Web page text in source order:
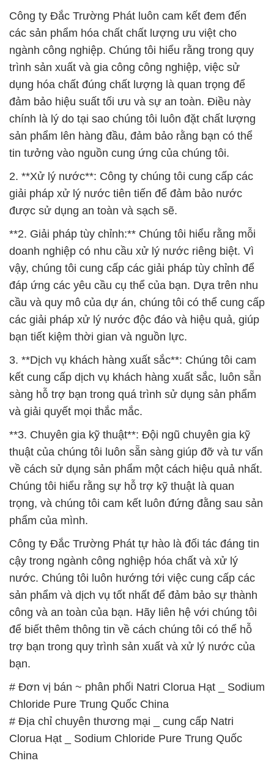
Công ty Đắc Trường Phát luôn cam kết đem đến
các sản phẩm hóa chất chất lượng ưu việt cho
ngành công nghiệp. Chúng tôi hiểu rằng trong quy
trình sản xuất và gia công công nghiệp, việc sử
dụng hóa chất đúng chất lượng là quan trọng để
đảm bảo hiệu suất tối ưu và sự an toàn. Điều này
chính là lý do tại sao chúng tôi luôn đặt chất lượng
sản phẩm lên hàng đầu, đảm bảo rằng bạn có thể
tin tưởng vào nguồn cung ứng của chúng tôi.
2. **Xử lý nước**: Công ty chúng tôi cung cấp các
giải pháp xử lý nước tiên tiến để đảm bảo nước
được sử dụng an toàn và sạch sẽ.
**2. Giải pháp tùy chỉnh:** Chúng tôi hiểu rằng mỗi
doanh nghiệp có nhu cầu xử lý nước riêng biệt. Vì
vậy, chúng tôi cung cấp các giải pháp tùy chỉnh để
đáp ứng các yêu cầu cụ thể của bạn. Dựa trên nhu
cầu và quy mô của dự án, chúng tôi có thể cung cấp
các giải pháp xử lý nước độc đáo và hiệu quả, giúp
bạn tiết kiệm thời gian và nguồn lực.
3. **Dịch vụ khách hàng xuất sắc**: Chúng tôi cam
kết cung cấp dịch vụ khách hàng xuất sắc, luôn sẵn
sàng hỗ trợ bạn trong quá trình sử dụng sản phẩm
và giải quyết mọi thắc mắc.
**3. Chuyên gia kỹ thuật**: Đội ngũ chuyên gia kỹ
thuật của chúng tôi luôn sẵn sàng giúp đỡ và tư vấn
về cách sử dụng sản phẩm một cách hiệu quả nhất.
Chúng tôi hiểu rằng sự hỗ trợ kỹ thuật là quan
trọng, và chúng tôi cam kết luôn đứng đằng sau sản
phẩm của mình.
Công ty Đắc Trường Phát tự hào là đối tác đáng tin
cậy trong ngành công nghiệp hóa chất và xử lý
nước. Chúng tôi luôn hướng tới việc cung cấp các
sản phẩm và dịch vụ tốt nhất để đảm bảo sự thành
công và an toàn của bạn. Hãy liên hệ với chúng tôi
để biết thêm thông tin về cách chúng tôi có thể hỗ
trợ bạn trong quy trình sản xuất và xử lý nước của
bạn.
# Đơn vị bán ~ phân phối Natri Clorua Hạt _ Sodium
Chloride Pure Trung Quốc China
# Địa chỉ chuyên thương mại _ cung cấp Natri
Clorua Hạt _ Sodium Chloride Pure Trung Quốc
China